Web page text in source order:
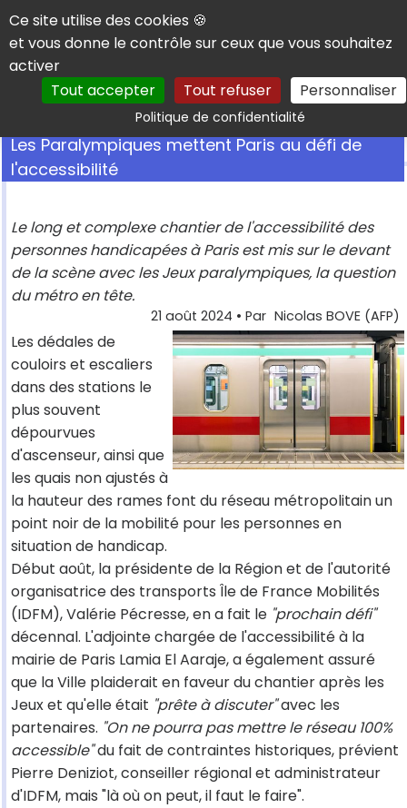
Panneau de gestion des cookies
Ce site utilise des cookies 🍪
et vous donne le contrôle sur ceux que vous souhaitez
activer
Tout accepter
Tout refuser Personnaliser
Politique de confidentialitéRechercher
Les Paralympiques mettent Paris au défi de
l'accessibilité
Le long et complexe chantier de l'accessibilité des
personnes handicapées à Paris est mis sur le devant
de la scène avec les Jeux paralympiques, la question
du métro en tête.
21 août 2024 • Par Nicolas BOVE (AFP)
Les dédales de
couloirs et escaliers
dans des stations le
plus souvent
dépourvues
d'ascenseur, ainsi que
les quais non ajustés à
la hauteur des rames font du réseau métropolitain un
point noir de la mobilité pour les personnes en
situation de handicap.
Début août, la présidente de la Région et de l'autorité
organisatrice des transports Île de France Mobilités
(IDFM), Valérie Pécresse, en a fait le "prochain défi"
décennal. L'adjointe chargée de l'accessibilité à la
mairie de Paris Lamia El Aaraje, a également assuré
que la Ville plaiderait en faveur du chantier après les
Jeux et qu'elle était "prête à discuter"avec les
partenaires. "On ne pourra pas mettre le réseau 100%
accessible"du fait de contraintes historiques, prévient
Pierre Deniziot, conseiller régional et administrateur
d'IDFM, mais "là où on peut, il faut le faire".